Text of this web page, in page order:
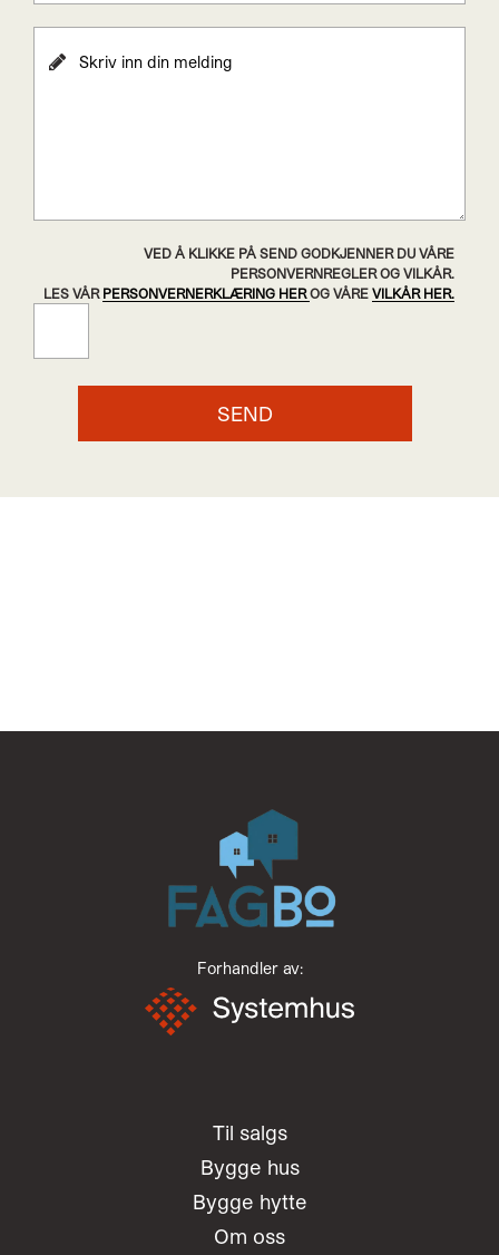
VED Å KLIKKE PÅ SEND GODKJENNER DU VÅRE
PERSONVERNREGLER OG VILKÅR.
LES VÅR PERSONVERNERKLÆRING HEROG VÅRE VILKÅR HER.
Forhandler av:
Til salgs
Bygge hus
Bygge hytte
Om oss